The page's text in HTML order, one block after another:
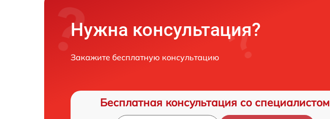
Нужна консультация?
Закажите бесплатную консультацию
Бесплатная консультация со специалистом